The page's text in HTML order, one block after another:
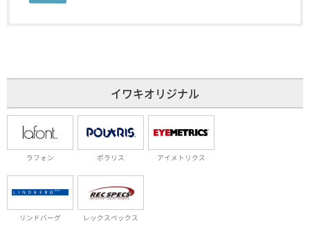
イワキオリジナル
ラフォン ポラリス アイメトリクス
リンドバーグ レックスペックス